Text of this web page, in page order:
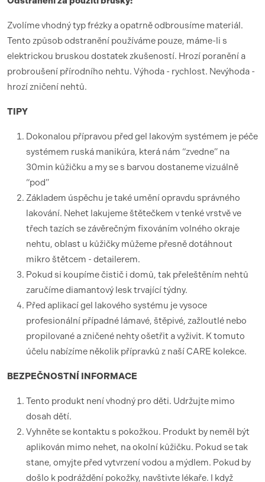
Zvolíme vhodný typ frézky a opatrně odbrousíme materiál.
Tento způsob odstranění používáme pouze, máme-li s
elektrickou bruskou dostatek zkušeností. Hrozí poranění a
probroušení přírodního nehtu. Výhoda - rychlost. Nevýhoda -
hrozí zničení nehtů.
TIPY
Dokonalou přípravou před gel lakovým systémem je péče
systémem ruská manikúra, která nám “zvedne” na
30min kůžičku a my se s barvou dostaneme vizuálně
“pod”
Základem úspěchu je také umění opravdu správného
lakování. Nehet lakujeme štětečkem v tenké vrstvě ve
třech tazích se závěrečným fixováním volného okraje
nehtu, oblast u kůžičky můžeme přesně dotáhnout
mikro štětcem - detailerem.
Pokud si koupíme čistič i domů, tak přeleštěním nehtů
zaručíme diamantový lesk trvající týdny.
Před aplikací gel lakového systému je vysoce
profesionální případné lámavé, štěpivé, zažloutlé nebo
propilované a zničené nehty ošetřit a vyživit. K tomuto
účelu nabízíme několik přípravků z naší CARE kolekce.
BEZPEČNOSTNÍ INFORMACE
Tento produkt není vhodný pro děti. Udržujte mimo
dosah dětí.
Vyhněte se kontaktu s pokožkou. Produkt by neměl být
aplikován mimo nehet, na okolní kůžičku. Pokud se tak
stane, omyjte před vytvrzení vodou a mýdlem. Pokud by
došlo k podráždění pokožky, navštivte lékaře. I když